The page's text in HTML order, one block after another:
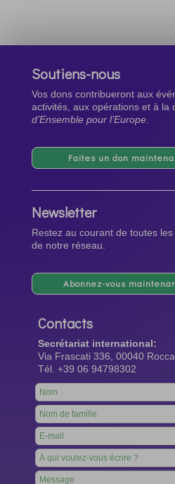
Soutiens-nous
Vos dons contribueront aux
activités, aux opérations et à la
d’Ensemble pour l’Europe.
Faites un don
Newsletter
Restez au courant de toutes
de notre réseau.
Abonnez-vous
Contacts
Secrétariat international:
Via Frascati 336, 00040
Tél. +39 06 94798302
Leave
this
field
blank